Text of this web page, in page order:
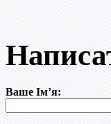
Ваше Ім’я: